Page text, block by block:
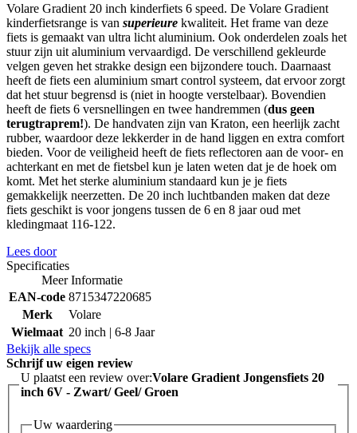
Volare Gradient 20 inch kinderfiets 6 speed. De Volare Gradient
kinderfietsrange is van superieure kwaliteit. Het frame van deze
fiets is gemaakt van ultra licht aluminium. Ook onderdelen zoals het
stuur zijn uit aluminium vervaardigd. De verschillend gekleurde
velgen geven het strakke design een bijzondere touch. Daarnaast
heeft de fiets een aluminium smart control systeem, dat ervoor zorgt
dat het stuur begrensd is (niet in hoogte verstelbaar). Bovendien
heeft de fiets 6 versnellingen en twee handremmen (dus geen
terugtraprem!). De handvaten zijn van Kraton, een heerlijk zacht
rubber, waardoor deze lekkerder in de hand liggen en extra comfort
bieden. Voor de veiligheid heeft de fiets reflectoren aan de voor- en
achterkant en met de fietsbel kun je laten weten dat je de hoek om
komt. Met het sterke aluminium standaard kun je je fiets
gemakkelijk neerzetten. De 20 inch luchtbanden maken dat deze
fiets geschikt is voor jongens tussen de 6 en 8 jaar oud met
kledingmaat 116-122.
Lees door
Specificaties
Meer Informatie
EAN-code 8715347220685
Merk
Volare
Wielmaat 20 inch | 6-8 Jaar
Bekijk alle specs
Schrijf uw eigen review
U plaatst een review over:Volare Gradient Jongensfiets 20
inch 6V - Zwart/ Geel/ Groen
Uw waardering